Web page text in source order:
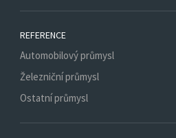
REFERENCE
Automobilový průmysl
Železniční průmysl
Ostatní průmysl